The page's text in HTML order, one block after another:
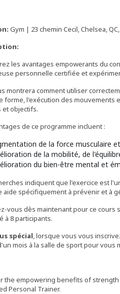
Gym | 23 chemin Cecil, Chelsea, QC,
les avantages empowerants du
personnelle certifiée et
montrera comment utiliser
forme, l'exécution des mouvements
et objectifs.
de ce programme incluent :
de la force musculaire
de la mobilité, de
du bien-être mental et
indiquent que l'exercice est
aide spécifiquement à prévenir et à
vous dès maintenant pour ce cours
à 8 participants.
spécial, lorsque vous vous
mois à la salle de sport pour
the empowering benefits of
Personal Trainer.